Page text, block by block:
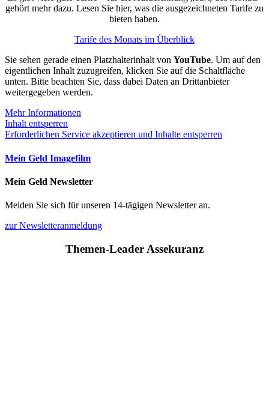
gehört mehr dazu. Lesen Sie hier, was die ausgezeichneten Tarife zu
bieten haben.
Tarife des Monats im Überblick
Sie sehen gerade einen Platzhalterinhalt von YouTube. Um auf den
eigentlichen Inhalt zuzugreifen, klicken Sie auf die Schaltfläche
unten. Bitte beachten Sie, dass dabei Daten an Drittanbieter
weitergegeben werden.
Mehr Informationen
Inhalt entsperren
Erforderlichen Service akzeptieren und Inhalte entsperren
Mein Geld Imagefilm
Mein Geld Newsletter
Melden Sie sich für unseren 14-tägigen Newsletter an.
zur Newsletteranmeldung
Themen-Leader Assekuranz